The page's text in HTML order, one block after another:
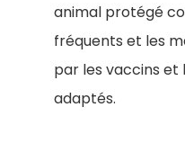
animal protégé
fréquents et les
par les vaccins et
adaptés.